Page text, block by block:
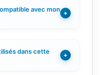
avec mon +
dans cette
+